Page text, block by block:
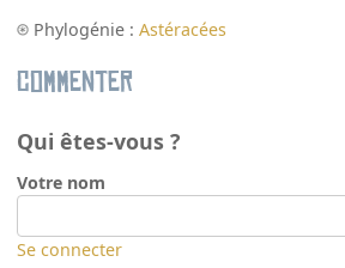
Phylogénie :Astéracées
Commenter
Qui êtes-vous ?
Votre nom
Se connecter